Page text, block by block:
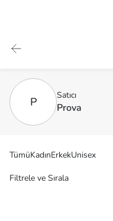
P Satıcı
Prova
TümüKadınErkekUnisex
Filtrele ve Sırala